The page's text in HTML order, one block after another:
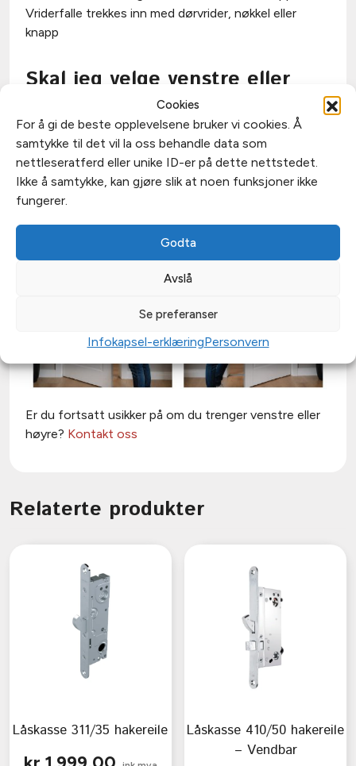
Cookies
For å gi de beste opplevelsene bruker vi cookies. Å
samtykke til det vil la oss behandle data som
nettleseratferd eller unike ID-er på dette nettstedet.
Ikke å samtykke, kan gjøre slik at noen funksjoner ikke
fungerer.
Godta
Avslå
Se preferanser
Infokapsel-erklæringPersonvern
Vriderfalle trekkes inn med dørvrider, nøkkel eller
knapp
Skal jeg velge venstre eller
høyre retning?
Venstre : Døren er lukket og hengslene er synlig på
venstre side.
Høyre: Døren er lukket og hengslene er synlig på
høyre side.
Er du fortsatt usikker på om du trenger venstre eller
høyre? Kontakt oss
Relaterte produkter
Låskasse 311/35 hakereile
Låskasse 410/50 hakereile
– Vendbar